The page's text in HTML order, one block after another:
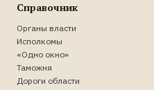
Справочник
Органы власти
Исполкомы
«Одно окно»
Таможня
Дороги области